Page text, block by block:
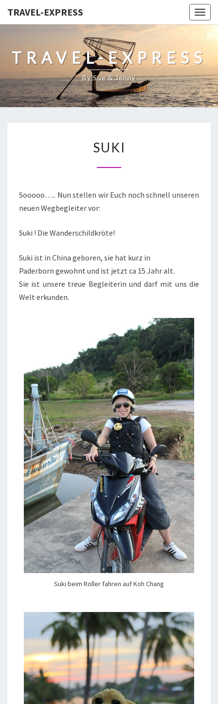
TRAVEL-EXPRESS
TRAVEL-EXPRESS
By Sue & Jenny
SUKI
Sooooo….. Nun stellen wir Euch noch schnell unseren
neuen Wegbegleiter vor:
Suki ! Die Wanderschildkröte!
Suki ist in China geboren, sie hat kurz in
Paderborn gewohnt und ist jetzt ca 15 Jahr alt.
Sie ist unsere treue Begleiterin und darf mit uns die
Welt erkunden.
Suki beim Roller fahren auf Koh Chang